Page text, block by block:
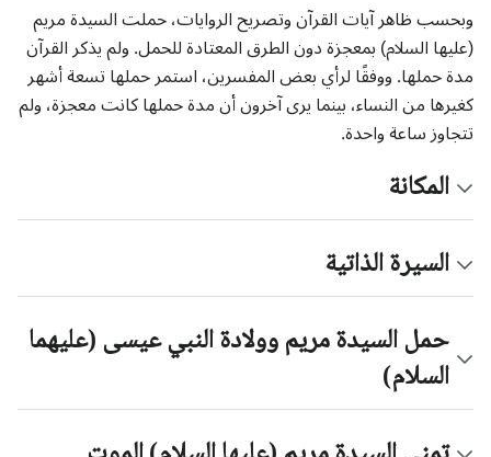
وبحسب ظاهر آيات القرآن وتصريح الروايات، حملت السيدة مريم
(عليها السلام) بمعجزة دون الطرق المعتادة للحمل. ولم يذكر القرآن
مدة حملها. ووفقًا لرأي بعض المفسرين، استمر حملها تسعة أشهر
كغيرها من النساء، بينما يرى آخرون أن مدة حملها كانت معجزة، ولم
تتجاوز ساعة واحدة.
المكانة
السيرة الذاتية
حمل السيدة مريم وولادة النبي عيسى (عليهما
السلام)